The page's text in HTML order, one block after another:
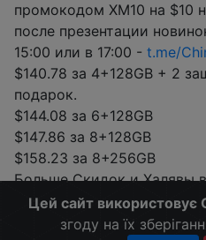
промокодом XM10 на $10
после презентации
15:00 или в 17:00 - t.me/
$140.78 за 4+128GB + 2
подарок.
$144.08 за 6+128GB
$147.86 за 8+128GB
$158.23 за 8+256GB
Больше Скидок и Халявы
t.me/
Цей сайт використовує
згоду на їх